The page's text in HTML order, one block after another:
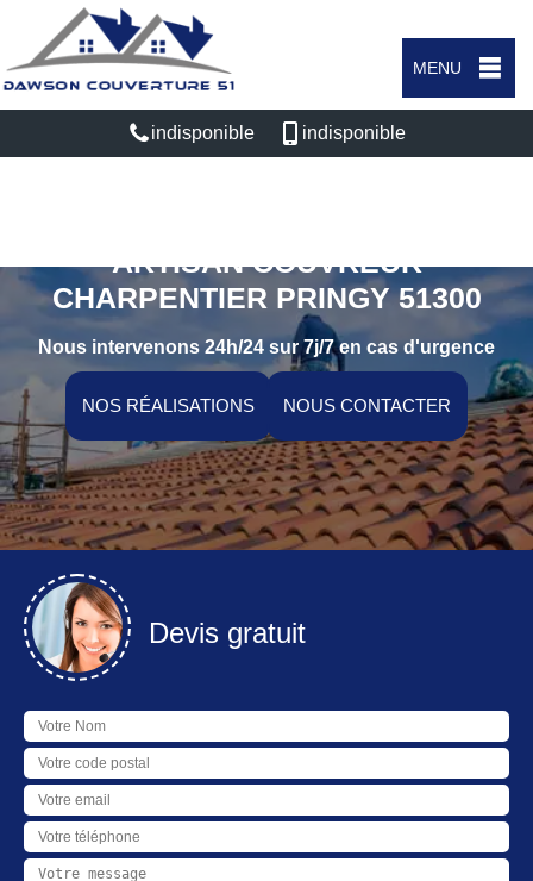
MENU
indisponible indisponible
ARTISAN COUVREUR
CHARPENTIER PRINGY 51300
Nous intervenons 24h/24 sur 7j/7 en cas d'urgence
NOS RÉALISATIONS NOUS CONTACTER
Devis gratuit